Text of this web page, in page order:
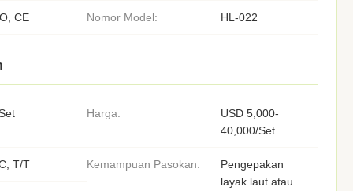
CE Nomor Model: HL-022
Harga:
USD 5,000-
40,000/Set
T/T Kemampuan Pasokan:
Pengepakan
layak laut atau